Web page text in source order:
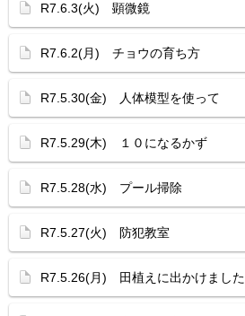
R7.6.3(火) 顕微鏡
R7.6.2(月) チョウの育ち方
R7.5.30(金) 人体模型を使って
R7.5.29(木) １０になるかず
R7.5.28(水) プール掃除
R7.5.27(火) 防犯教室
R7.5.26(月) 田植えに出かけました